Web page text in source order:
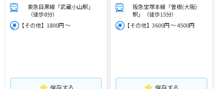
東急目黒線「武蔵小山駅」
（徒歩8分）
【その他】1800円 ～
阪急宝塚本線「曽根(大阪)
駅」（徒歩15分）
【その他】3600円 ～ 4500円